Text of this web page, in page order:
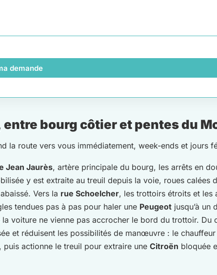
demande
bourg côtier et pentes du
la route vers vous immédiatement, week-ends et jours
Jean Jaurès, artère principale du bourg, les arrêts en
y est extraite au treuil depuis la voie, roues calées
Vers la rue Schoelcher, les trottoirs étroits et les
tendues pas à pas pour haler une Peugeot jusqu’à un
voiture ne vienne pas accrocher le bord du trottoir. Du
et réduisent les possibilités de manœuvre : le
puis actionne le treuil pour extraire une Citroën bloquée